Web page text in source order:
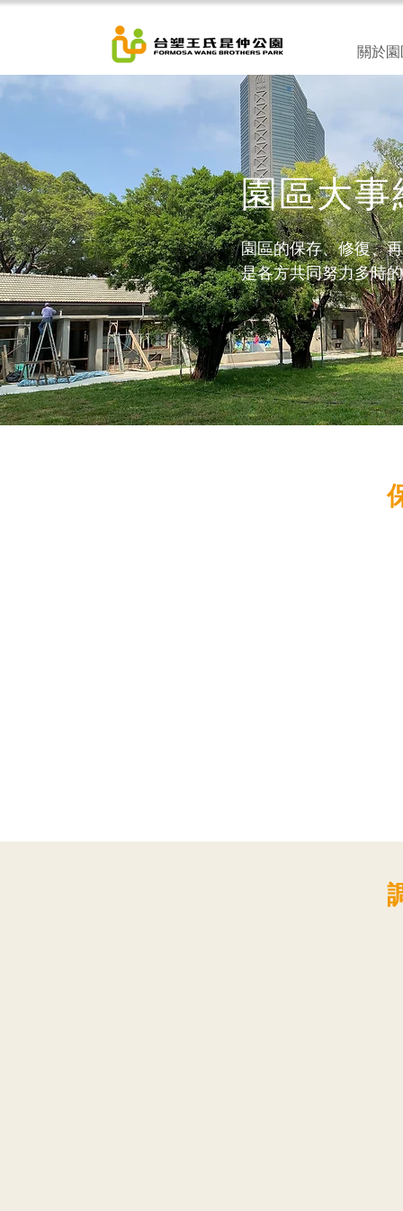
關於
園區大事
園區的保存、修復、
是各方共同努力多時